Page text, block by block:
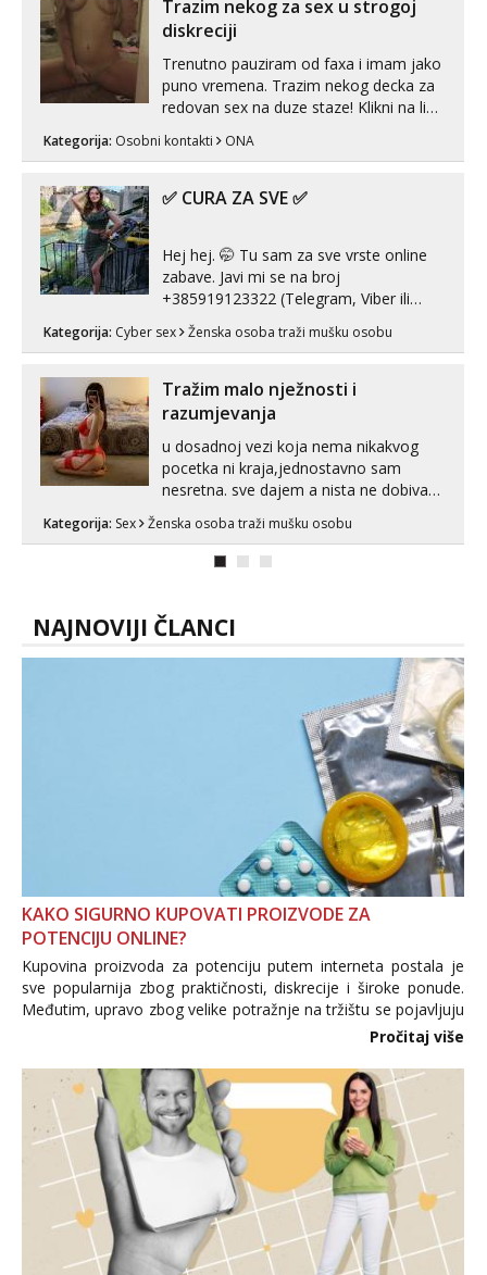
Trazim nekog za sex u strogoj
diskreciji
Trenutno pauziram od faxa i imam jako
puno vremena. Trazim nekog decka za
redovan sex na duze staze! Klikni na link
Kategorija: Osobni kontakti ONA
✅ CURA ZA SVE ✅
Hej hej. 🤭 Tu sam za sve vrste online
zabave. Javi mi se na broj
+385919123322 (Telegram, Viber ili
Whatsapp). 🤙 NE javljaj se na uzivo.
Hvala.
Kategorija: Cyber sex Ženska osoba traži mušku osobu
Tražim malo nježnosti i
razumjevanja
u dosadnoj vezi koja nema nikakvog
pocetka ni kraja,jednostavno sam
nesretna. sve dajem a nista ne dobivam
zadovoljiti moje potrebe,ne trazim puno
samo malo njeznosti i razumjevanja.
muskar...
Kategorija: Sex Ženska osoba traži mušku osobu
NAJNOVIJI ČLANCI
KAKO SIGURNO KUPOVATI PROIZVODE ZA
POTENCIJU ONLINE?
Kupovina proizvoda za potenciju putem interneta postala je
sve popularnija zbog praktičnosti, diskrecije i široke ponude.
Međutim, upravo zbog velike potražnje na tržištu se pojavljuju
i brojni krivotvoreni proizvodi, nepouzdane internetske
Pročitaj više